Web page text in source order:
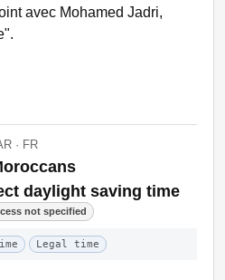
avec Mohamed Jadri,
· FR
daylight saving time
not specified
Legal time